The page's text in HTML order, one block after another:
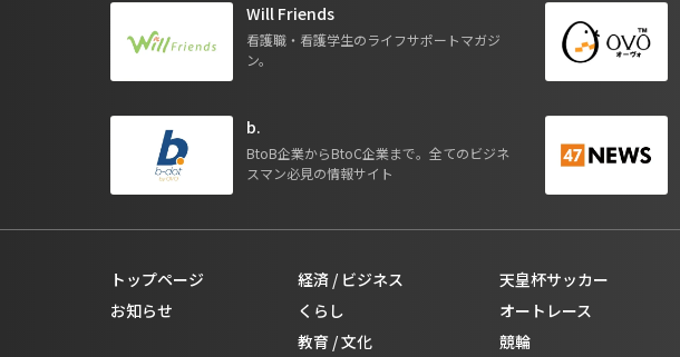
Will Friends
看護職・看護学生のライフサポートマガジ
ン。
b.
BtoB企業からBtoC企業まで。全てのビジネ
スマン必見の情報サイト
トップページ
お知らせ
経済 / ビジネス
くらし
教育 / 文化
天皇杯サッカー
オートレース
競輪